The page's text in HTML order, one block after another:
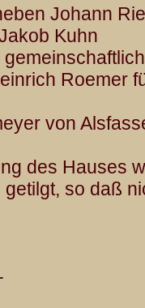
Johann
Kuhn
Roemer
von
des Hauses
so daß